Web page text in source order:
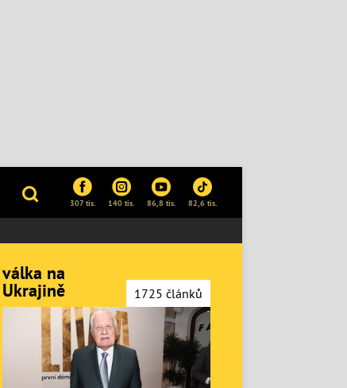
307 tis. 140 tis. 86,8 tis. 82,6 tis.
válka na
Ukrajině 1725 článků